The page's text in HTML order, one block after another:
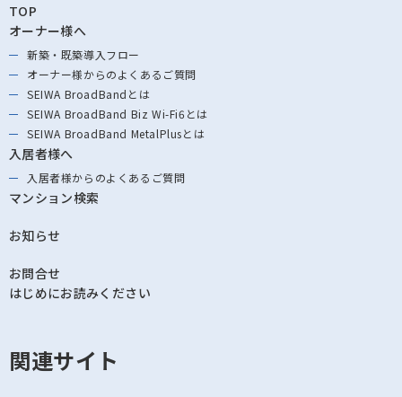
TOP
オーナー様へ
新築・既築導⼊フロー
オーナー様からのよくあるご質問
SEIWA BroadBandとは
SEIWA BroadBand Biz Wi-Fi6とは
SEIWA BroadBand MetalPlusとは
入居者様へ
入居者様からのよくあるご質問
マンション検索
お知らせ
お問合せ
はじめにお読みください
関連サイト